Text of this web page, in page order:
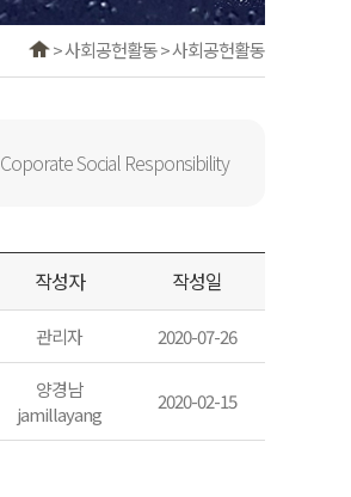
> 사회공헌활동 > 사회공헌활동
Coporate Social Responsibility
작성자 작성일
관리자 2020-07-26
양경남
jamillayang
2020-02-15